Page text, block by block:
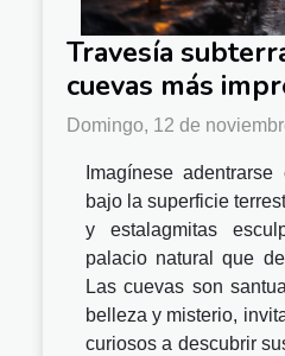
Travesía
cuevas más
Domingo, 12 de
Imagínese
bajo la superficie
y estalagmitas
palacio natural que
Las cuevas son
belleza y misterio,
curiosos a descubrir